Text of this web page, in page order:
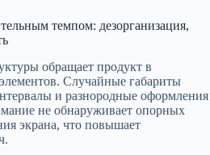
темпом: дезорганизация,
обращает продукт в
Случайные габариты
и разнородные оформления
не обнаруживает опорных
экрана, что повышает